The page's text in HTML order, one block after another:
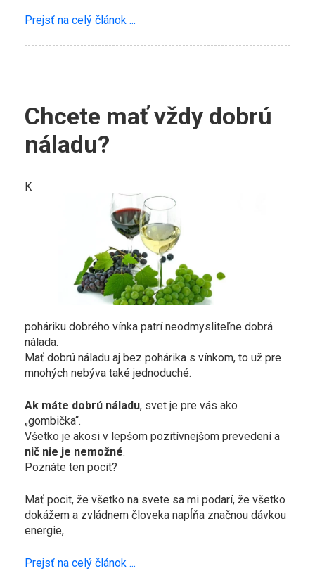
Prejsť na celý článok ...
Chcete mať vždy dobrú
náladu?
K
poháriku dobrého vínka patrí neodmysliteľne dobrá
nálada.
Mať dobrú náladu aj bez pohárika s vínkom, to už pre
mnohých nebýva také jednoduché.
Ak máte dobrú náladu, svet je pre vás ako
„gombička“.
Všetko je akosi v lepšom pozitívnejšom prevedení a
nič nie je nemožné.
Poznáte ten pocit?
Mať pocit, že všetko na svete sa mi podarí, že všetko
dokážem a zvládnem človeka napĺňa značnou dávkou
energie,
Prejsť na celý článok ...